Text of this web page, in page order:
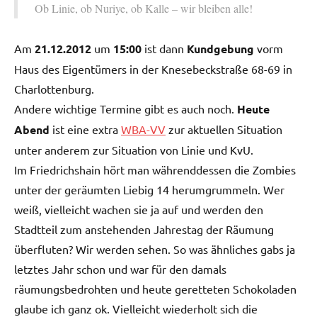
Ob Linie, ob Nuriye, ob Kalle – wir bleiben alle!
Am 21.12.2012 um 15:00 ist dann Kundgebung vorm
Haus des Eigentümers in der Knesebeckstraße 68-69 in
Charlottenburg.
Andere wichtige Termine gibt es auch noch. Heute
Abend ist eine extra WBA-VV zur aktuellen Situation
unter anderem zur Situation von Linie und KvU.
Im Friedrichshain hört man währenddessen die Zombies
unter der geräumten Liebig 14 herumgrummeln. Wer
weiß, vielleicht wachen sie ja auf und werden den
Stadtteil zum anstehenden Jahrestag der Räumung
überfluten? Wir werden sehen. So was ähnliches gabs ja
letztes Jahr schon und war für den damals
räumungsbedrohten und heute geretteten Schokoladen
glaube ich ganz ok. Vielleicht wiederholt sich die